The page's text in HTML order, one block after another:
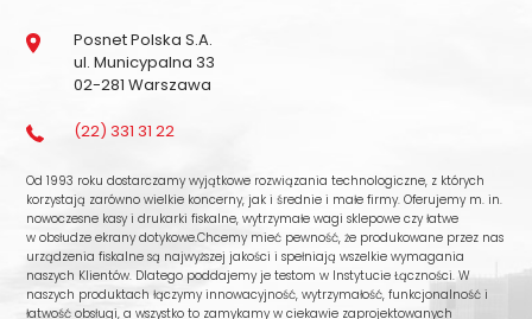
Posnet Polska S.A.
ul. Municypalna 33
02-281 Warszawa
(22) 331 31 22
Od 1993 roku dostarczamy wyjątkowe rozwiązania technologiczne, z których
korzystają zarówno wielkie koncerny, jak i średnie i małe firmy. Oferujemy m. in.
nowoczesne kasy i drukarki fiskalne, wytrzymałe wagi sklepowe czy łatwe
w obsłudze ekrany dotykowe.Chcemy mieć pewność, że produkowane przez nas
urządzenia fiskalne są najwyższej jakości i spełniają wszelkie wymagania
naszych Klientów. Dlatego poddajemy je testom w Instytucie Łączności. W
naszych produktach łączymy innowacyjność, wytrzymałość, funkcjonalność i
łatwość obsługi, a wszystko to zamykamy w ciekawie zaprojektowanych